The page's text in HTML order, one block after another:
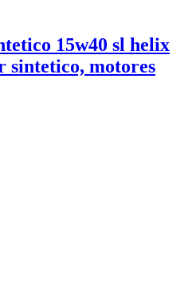
15w40 sl helix
sintetico, motores